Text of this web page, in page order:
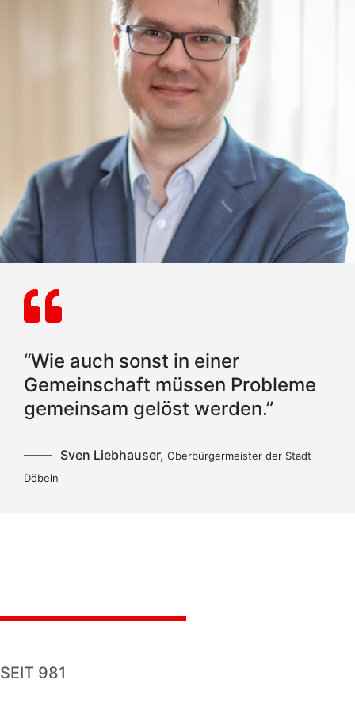
“Wie auch sonst in einer
Gemeinschaft müssen Probleme
gemeinsam gelöst werden.”
Sven Liebhauser, Oberbürgermeister der Stadt
Döbeln
SEIT 981